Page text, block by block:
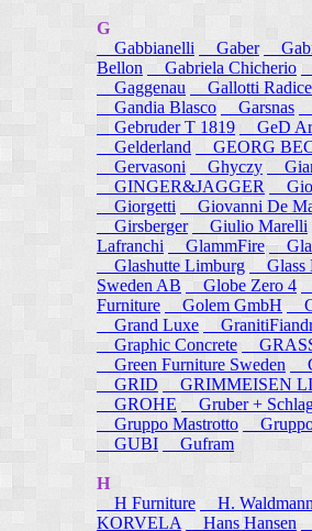
G
Gabbianelli
Gaber
Bellon
Gabriela Chicherio
Gaggenau
Gallotti Radice
Gandia Blasco
Garsnas
Gebruder T 1819
GeD
Gelderland
GEORG
Gervasoni
Ghyczy
GINGER&JAGGER
Giorgetti
Giovanni De
Girsberger
Giulio Marelli
Lafranchi
GlammFire
Glashutte Limburg
Glass
Sweden AB
Globe Zero 4
Furniture
Golem GmbH
Grand Luxe
Graphic Concrete
Green Furniture Sweden
GRID
GRIMMEISEN
GROHE
Gruber +
Gruppo Mastrotto
Gruppo
GUBI
Gufram
H
H Furniture
H. Waldmann
KORVELA
Hans Hansen